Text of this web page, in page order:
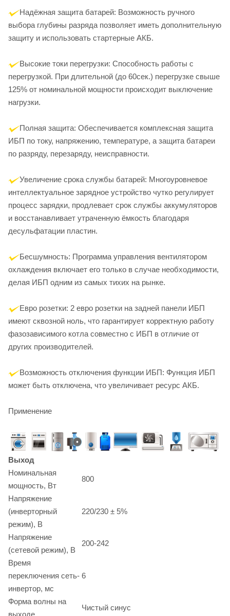
Надёжная защита батарей: Возможность ручного
выбора глубины разряда позволяет иметь дополнительную
защиту и использовать стартерные АКБ.
Высокие токи перегрузки: Способность работы с
перегрузкой. При длительной (до 60сек.) перегрузке свыше
125% от номинальной мощности происходит выключение
нагрузки.
Полная защита: Обеспечивается комплексная защита
ИБП по току, напряжению, температуре, а защита батареи
по разряду, перезаряду, неисправности.
Увеличение срока службы батарей: Многоуровневое
интеллектуальное зарядное устройство чутко регулирует
процесс зарядки, продлевает срок службы аккумуляторов
и восстанавливает утраченную ёмкость благодаря
десульфатации пластин.
Бесшумность: Программа управления вентилятором
охлаждения включает его только в случае необходимости,
делая ИБП одним из самых тихих на рынке.
Евро розетки: 2 евро розетки на задней панели ИБП
имеют сквозной ноль, что гарантирует корректную работу
фазозависимого котла совместно с ИБП в отличие от
других производителей.
Возможность отключения функции ИБП: Функция ИБП
может быть отключена, что увеличивает ресурс АКБ.
Применение
Выход
Номинальная
мощность, Вт
800
Напряжение
(инверторный
режим), В
220/230 ± 5%
Напряжение
(сетевой режим), В
200-242
Время
переключения сеть-
инвертор, мс
6
Форма волны на
выходе
Чистый синус